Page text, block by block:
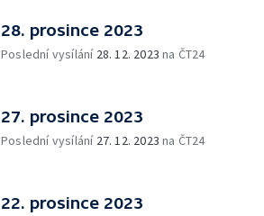
28. prosince 2023
Poslední vysílání 28. 12. 2023 na ČT24
27. prosince 2023
Poslední vysílání 27. 12. 2023 na ČT24
22. prosince 2023